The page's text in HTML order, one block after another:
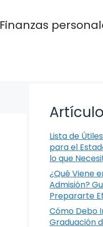
Finanzas
Lista de
para el
lo que
¿Qué Viene
Admisión?
Prepararte
Cómo Debo
Graduación